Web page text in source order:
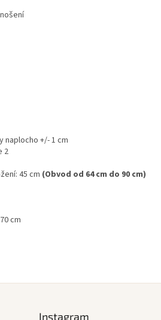
naplocho +/- 1 cm
2
45 cm (Obvod od 64 cm do 90 cm)
cm
Instagram